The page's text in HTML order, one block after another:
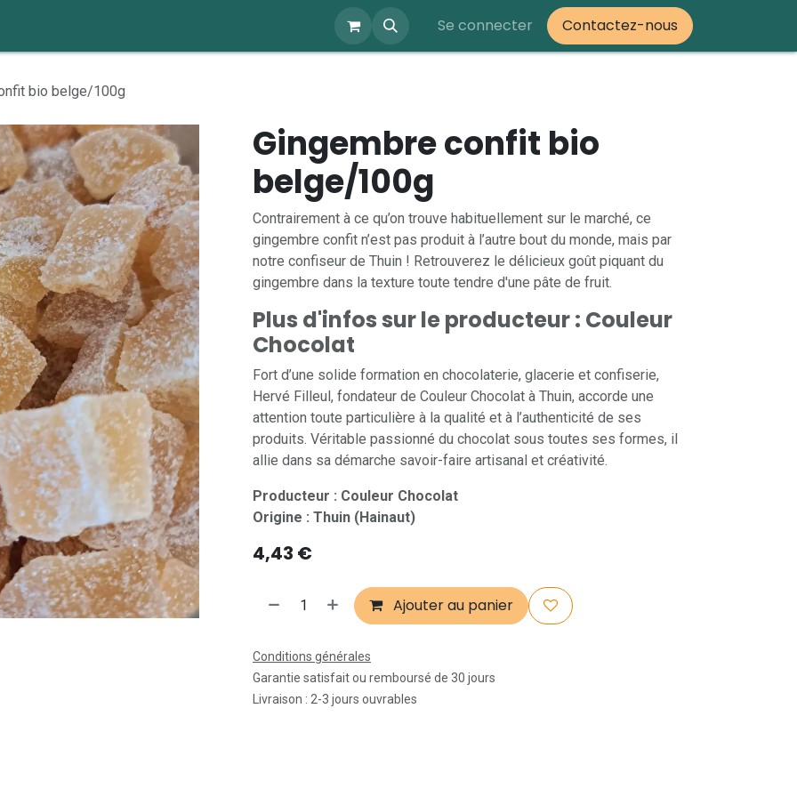
Se connecter Contactez-nous
bio belge/100g
Gingembre confit bio
belge/100g
Contrairement à ce qu’on trouve habituellement sur le marché, ce
gingembre confit n’est pas produit à l’autre bout du monde, mais par
notre confiseur de Thuin ! Retrouverez le délicieux goût piquant du
gingembre dans la texture toute tendre d'une pâte de fruit.
Plus d'infos sur le producteur : Couleur
Chocolat
Fort d’une solide formation en chocolaterie, glacerie et confiserie,
Hervé Filleul, fondateur de Couleur Chocolat à Thuin, accorde une
attention toute particulière à la qualité et à l’authenticité de ses
produits. Véritable passionné du chocolat sous toutes ses formes, il
allie dans sa démarche savoir-faire artisanal et créativité.
Producteur : Couleur Chocolat
Origine : Thuin (Hainaut)
4,43 €
Ajouter au panier
Conditions générales
Garantie satisfait ou remboursé de 30 jours
Livraison : 2-3 jours ouvrables